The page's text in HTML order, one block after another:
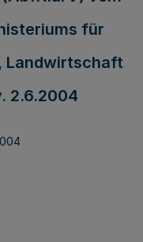
für
Landwirtschaft
2.6.2004